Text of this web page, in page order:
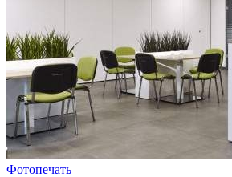
Фотопечать